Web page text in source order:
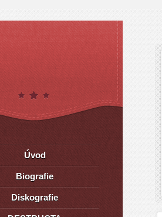
Úvod
Biografie
Diskografie